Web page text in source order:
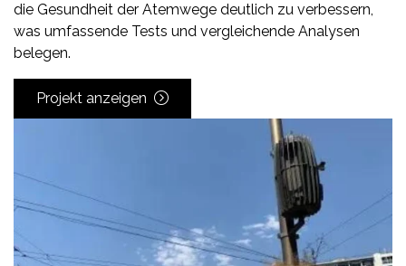
die Gesundheit der Atemwege deutlich zu verbessern,
was umfassende Tests und vergleichende Analysen
belegen.
Projekt anzeigen